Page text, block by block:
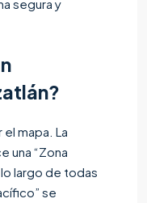
segura y
mapa. La
una “Zona
largo de todas
se